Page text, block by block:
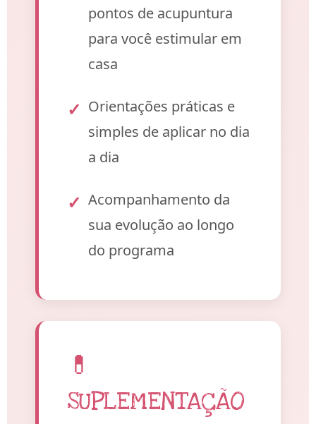
pontos de acupuntura
para você estimular em
casa
Orientações práticas e
simples de aplicar no dia
a dia
Acompanhamento da
sua evolução ao longo
do programa
💊
SUPLEMENTAÇÃO